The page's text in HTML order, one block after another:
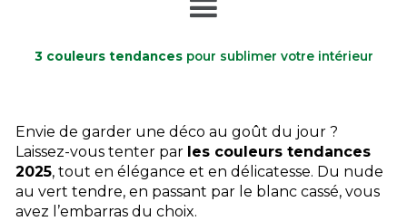
3 couleurs tendancespour sublimer votre intérieur
Envie de garder une déco au goût du jour ?
Laissez-vous tenter par les couleurs tendances
2025, tout en élégance et en délicatesse. Du nude
au vert tendre, en passant par le blanc cassé, vous
avez l’embarras du choix.